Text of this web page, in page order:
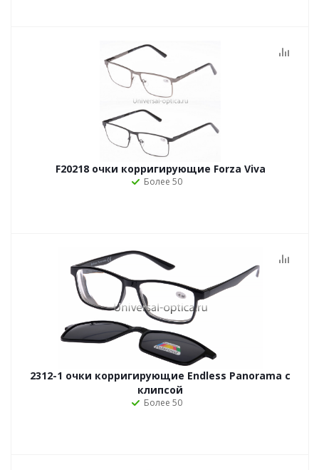
F20218 очки корригирующие Forza Viva
Более 50
2312-1 очки корригирующие Endless Panorama с
клипсой
Более 50